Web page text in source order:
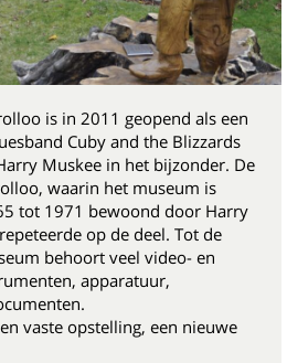
is in 2011 geopend als een
Cuby and the Blizzards
Muskee in het bijzonder. De
waarin het museum is
tot 1971 bewoond door Harry
op de deel. Tot de
behoort veel video- en
apparatuur,
vaste opstelling, een nieuwe